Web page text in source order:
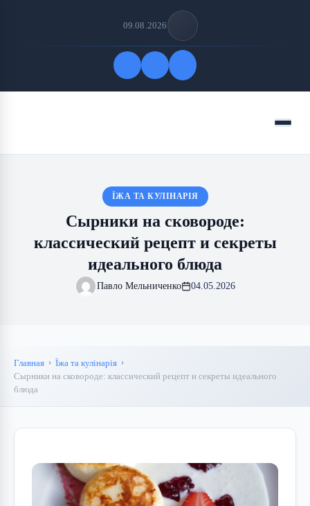
09.08.2026
Меню
ЇЖА ТА КУЛІНАРІЯ
Сырники на сковороде:
классический рецепт и секреты
идеального блюда
Павло Мельниченко 04.05.2026
Главная
Їжа та кулінарія
Сырники на сковороде: классический рецепт и секреты идеального
блюда